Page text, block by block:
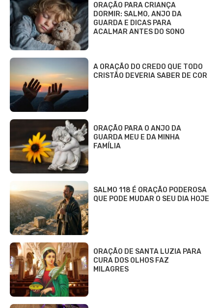
ORAÇÃO PARA CRIANÇA
DORMIR: SALMO, ANJO DA
GUARDA E DICAS PARA
ACALMAR ANTES DO SONO
A ORAÇÃO DO CREDO QUE TODO
CRISTÃO DEVERIA SABER DE COR
ORAÇÃO PARA O ANJO DA
GUARDA MEU E DA MINHA
FAMÍLIA
SALMO 118 É ORAÇÃO PODEROSA
QUE PODE MUDAR O SEU DIA HOJE
ORAÇÃO DE SANTA LUZIA PARA
CURA DOS OLHOS FAZ
MILAGRES